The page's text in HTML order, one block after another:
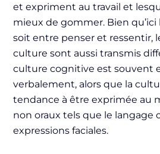
et expriment au travail et
mieux de gommer. Bien
soit entre penser et ressentir,
culture sont aussi transmis
culture cognitive est souvent
verbalement, alors que la
tendance à être exprimée au
non oraux tels que le langage
expressions faciales.